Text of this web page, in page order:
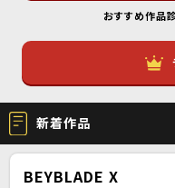
おすすめ作品
新着作品
BEYBLADE X